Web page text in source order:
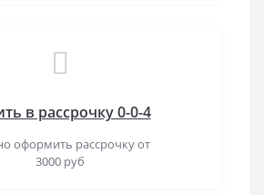
в рассрочку 0-0-4
оформить рассрочку от
3000 руб